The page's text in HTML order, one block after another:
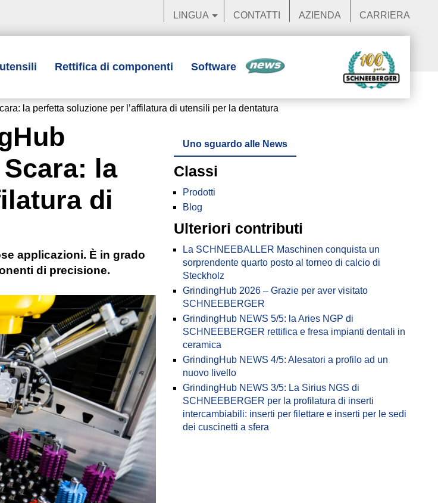
LINGUA CONTATTI AZIENDA CARRIERA
Rettifica di componenti Software News
la perfetta soluzione per l’affilatura di utensili per la dentatura
la
di
applicazioni. È in grado
di precisione.
Uno sguardo alle News
Classi
Prodotti
Blog
Ulteriori contributi
La SCHNEEBALLER Maschinen conquista un
sorprendente quarto posto al torneo di calcio di
Steckholz
GrindingHub 2026 – Grazie per aver visitato
SCHNEEBERGER
GrindingHub NEWS 5/5: la Aries NGP di
SCHNEEBERGER rettifica e fresa impianti dentali in
ceramica
GrindingHub NEWS 4/5: Alesatori a profilo ad un
nuovo livello
GrindingHub NEWS 3/5: La Sirius NGS di
SCHNEEBERGER per la profilatura di inserti
intercambiabili: inserti per filettare e inserti per le sedi
dei cuscinetti a sfera